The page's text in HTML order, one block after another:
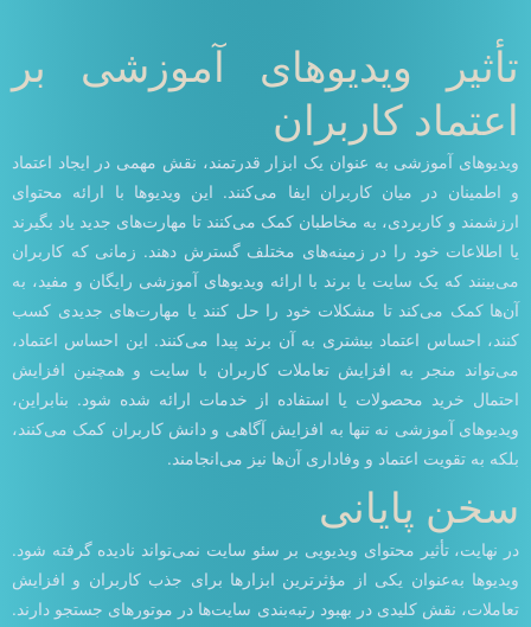
تأثیر ویدیوهای آموزشی بر
اعتماد کاربران
ویدیوهای آموزشی به عنوان یک ابزار قدرتمند، نقش مهمی در ایجاد اعتماد
و اطمینان در میان کاربران ایفا می‌کنند. این ویدیوها با ارائه محتوای
ارزشمند و کاربردی، به مخاطبان کمک می‌کنند تا مهارت‌های جدید یاد بگیرند
یا اطلاعات خود را در زمینه‌های مختلف گسترش دهند. زمانی که کاربران
می‌بینند که یک سایت یا برند با ارائه ویدیوهای آموزشی رایگان و مفید، به
آن‌ها کمک می‌کند تا مشکلات خود را حل کنند یا مهارت‌های جدیدی کسب
کنند، احساس اعتماد بیشتری به آن برند پیدا می‌کنند. این احساس اعتماد،
می‌تواند منجر به افزایش تعاملات کاربران با سایت و همچنین افزایش
احتمال خرید محصولات یا استفاده از خدمات ارائه شده شود. بنابراین،
ویدیوهای آموزشی نه تنها به افزایش آگاهی و دانش کاربران کمک می‌کنند،
بلکه به تقویت اعتماد و وفاداری آن‌ها نیز می‌انجامند.
سخن پایانی
در نهایت، تأثیر محتوای ویدیویی بر سئو سایت نمی‌تواند نادیده گرفته شود.
ویدیوها به‌عنوان یکی از مؤثرترین ابزارها برای جذب کاربران و افزایش
تعاملات، نقش کلیدی در بهبود رتبه‌بندی سایت‌ها در موتورهای جستجو دارند.